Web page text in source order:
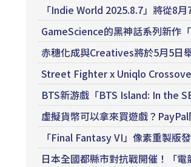
「Indie World 2025.8.7」將從8
GameScience的黑神話系列新作
赤穗化成與Creatives將於5月5日
Street Fighter x Uniqlo
BTS新游戲「BTS Island: In the
虛擬貨幣可以拿來買遊戲？
「Final Fantasy VI」像素重製版
日本全國都縣市對抗戰開催！「電